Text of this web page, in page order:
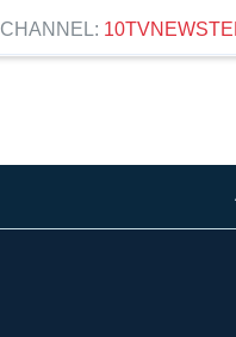
CHANNEL: